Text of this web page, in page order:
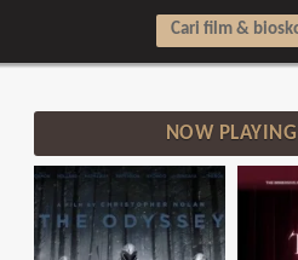
NOW PLAYING